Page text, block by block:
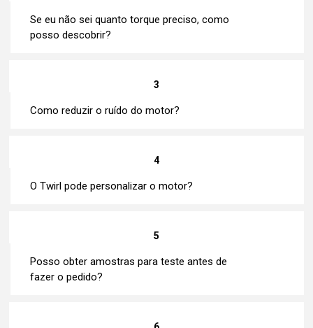
Se eu não sei quanto torque preciso, como
posso descobrir?
3
Como reduzir o ruído do motor?
4
O Twirl pode personalizar o motor?
5
Posso obter amostras para teste antes de
fazer o pedido?